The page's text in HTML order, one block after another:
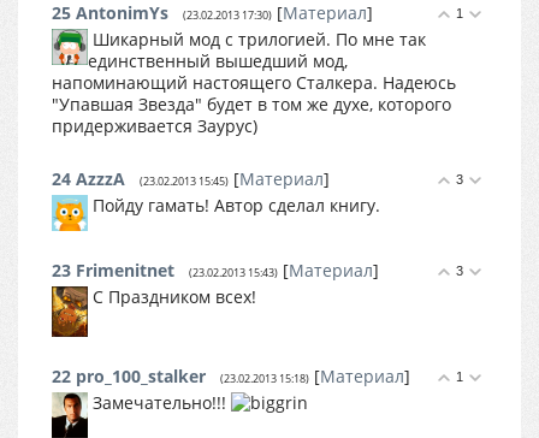
1
25 AntonimYs (23.02.2013 17:30) [Материал]
Шикарный мод с трилогией. По мне так
единственный вышедший мод,
напоминающий настоящего Сталкера. Надеюсь
"Упавшая Звезда" будет в том же духе, которого
придерживается Заурус)
3
24 AzzzA (23.02.2013 15:45) [Материал]
Пойду гамать! Автор сделал книгу.
3
23 Frimenitnet (23.02.2013 15:43) [Материал]
С Праздником всех!
1
22 pro_100_stalker (23.02.2013 15:18) [Материал]
Замечательно!!!